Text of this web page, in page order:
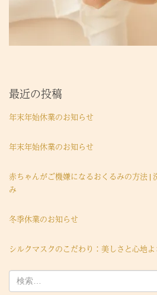
最近の投稿
年末年始休業のお知らせ
年末年始休業のお知らせ
赤ちゃんがご機嫌になるおくるみの方法 |
み
冬季休業のお知らせ
シルクマスクのこだわり：美しさと心地
索: